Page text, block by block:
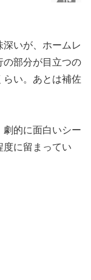
いが、ホームレ
の部分が目立つの
らい。あとは補佐
劇的に面白いシー
度に留まってい